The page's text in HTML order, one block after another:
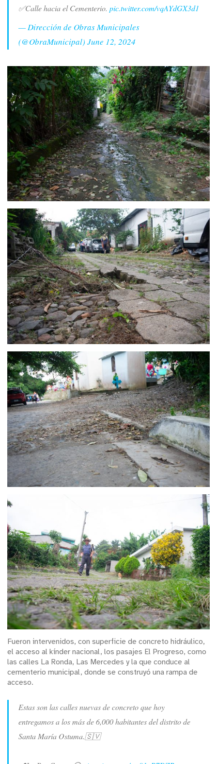
✅Calle hacia el Cementerio. pic.twitter.com/vqAYdGX3d1
— Dirección de Obras Municipales
(@ObraMunicipal) June 12, 2024
Fueron intervenidos, con superficie de concreto hidráulico,
el acceso al kínder nacional, los pasajes El Progreso, como
las calles La Ronda, Las Mercedes y la que conduce al
cementerio municipal, donde se construyó una rampa de
acceso.
Estas son las calles nuevas de concreto que hoy
entregamos a los más de 6,000 habitantes del distrito de
Santa María Ostuma.🇸🇻